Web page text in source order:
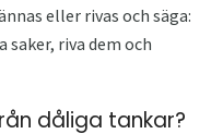
eller rivas och säga:
riva dem och
dåliga tankar?